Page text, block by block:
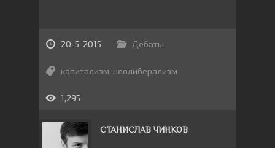
20-5-2015 Дебаты
капитализм, неолиберализм
1,295
СТАНИСЛАВ ЧИНКОВ